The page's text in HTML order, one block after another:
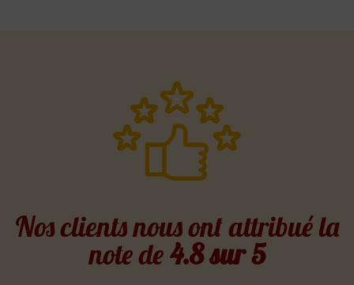
Nos clients nous ont attribué la
note de4.8 sur 5